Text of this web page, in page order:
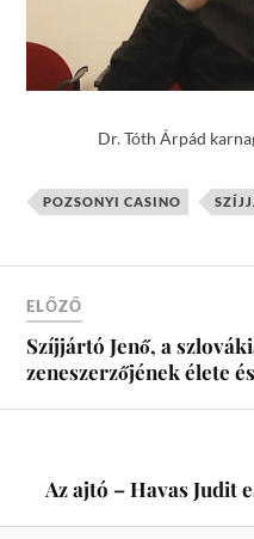
Dr. Tóth Árpád
POZSONYI CASINO
ELŐZŐ
Szíjjártó Jenő, a
zeneszerzőjének élete
Az ajtó – Havas Judit